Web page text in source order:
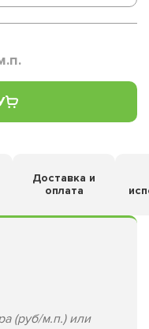
Доставка и
оплата
(руб/м.п.) или